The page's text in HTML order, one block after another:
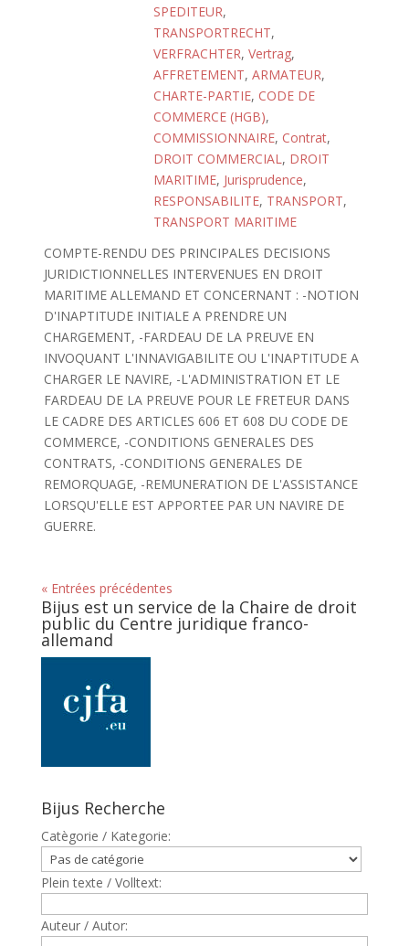
SPEDITEUR,
TRANSPORTRECHT,
VERFRACHTER, Vertrag,
AFFRETEMENT, ARMATEUR,
CHARTE-PARTIE, CODE DE
COMMERCE (HGB),
COMMISSIONNAIRE, Contrat,
DROIT COMMERCIAL, DROIT
MARITIME, Jurisprudence,
RESPONSABILITE, TRANSPORT,
TRANSPORT MARITIME
COMPTE-RENDU DES PRINCIPALES DECISIONS
JURIDICTIONNELLES INTERVENUES EN DROIT
MARITIME ALLEMAND ET CONCERNANT : -NOTION
D'INAPTITUDE INITIALE A PRENDRE UN
CHARGEMENT, -FARDEAU DE LA PREUVE EN
INVOQUANT L'INNAVIGABILITE OU L'INAPTITUDE A
CHARGER LE NAVIRE, -L'ADMINISTRATION ET LE
FARDEAU DE LA PREUVE POUR LE FRETEUR DANS
LE CADRE DES ARTICLES 606 ET 608 DU CODE DE
COMMERCE, -CONDITIONS GENERALES DES
CONTRATS, -CONDITIONS GENERALES DE
REMORQUAGE, -REMUNERATION DE L'ASSISTANCE
LORSQU'ELLE EST APPORTEE PAR UN NAVIRE DE
GUERRE.
« Entrées précédentes
Bijus est un service de la Chaire de droit
public du Centre juridique franco-
allemand
Bijus Recherche
Catègorie / Kategorie:
Plein texte / Volltext:
Auteur / Autor: